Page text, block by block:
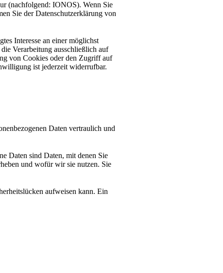
(nachfolgend: IONOS). Wenn Sie
Sie der Datenschutzerklärung von
Interesse an einer möglichst
Verarbeitung ausschließlich auf
von Cookies oder den Zugriff auf
ist jederzeit widerrufbar.
Daten vertraulich und
Daten sind Daten, mit denen Sie
und wofür wir sie nutzen. Sie
aufweisen kann. Ein